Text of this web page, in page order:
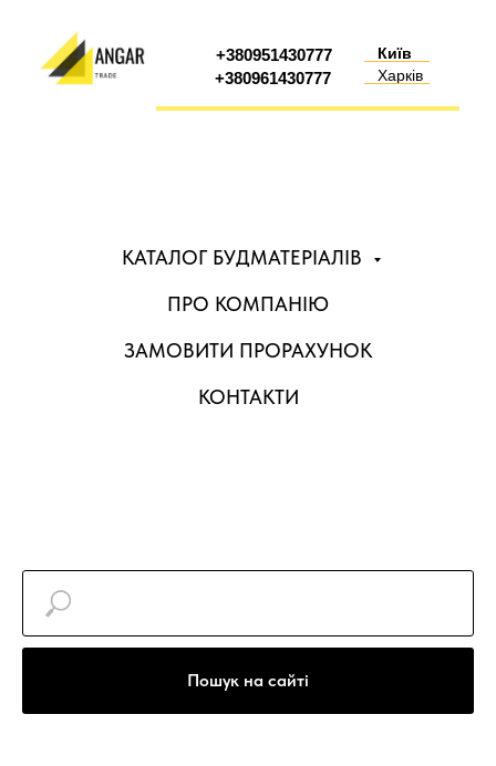
+380961430777
+380951430777
Київ
Харків
КАТАЛОГ БУДМАТЕРІАЛІВ
ПРО КОМПАНІЮ
ЗАМОВИТИ ПРОРАХУНОК
КОНТАКТИ
Пошук на сайті